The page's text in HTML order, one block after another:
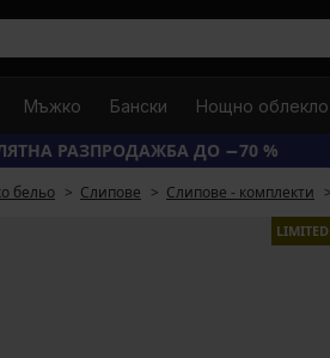
Мъжко Бански Нощно облекло
РАЗПРОДАЖБА ДО −70 %
бельо Слипове Слипове - комплекти
LIMITED